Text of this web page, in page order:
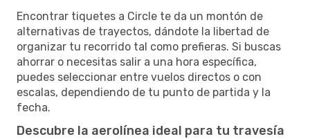
Encontrar tiquetes a Circle te da un montón de
alternativas de trayectos, dándote la libertad de
organizar tu recorrido tal como prefieras. Si buscas
ahorrar o necesitas salir a una hora específica,
puedes seleccionar entre vuelos directos o con
escalas, dependiendo de tu punto de partida y la
fecha.
Descubre la aerolínea ideal para tu travesía